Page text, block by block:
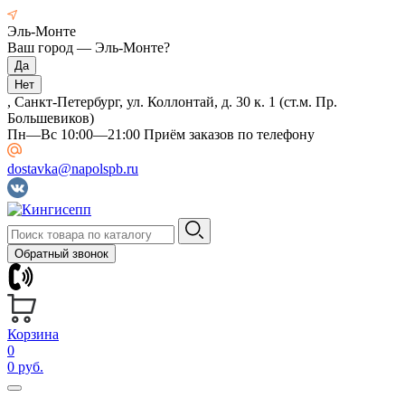
Эль-Монте
Ваш город — Эль-Монте?
, Санкт-Петербург, ул. Коллонтай, д. 30 к. 1 (ст.м. Пр.
Большевиков)
Пн—Вс 10:00—21:00 Приём заказов по телефону
dostavka@napolspb.ru
Обратный звонок
Корзина
0
0 руб.